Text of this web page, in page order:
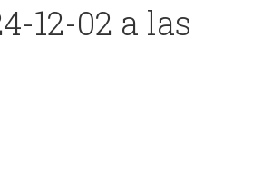
12-02 a las